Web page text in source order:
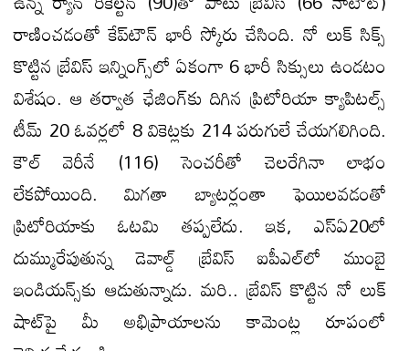
రాణించడంతో కేప్​టౌన్ భారీ స్కోరు చేసింది. నో లుక్ సిక్స్
కొట్టిన బ్రేవిస్ ఇన్నింగ్స్​లో ఏకంగా 6 భారీ సిక్సులు ఉండటం
విశేషం. ఆ తర్వాత ఛేజింగ్​కు దిగిన ప్రిటోరియా క్యాపిటల్స్
టీమ్ 20 ఓవర్లలో 8 వికెట్లకు 214 పరుగులే చేయగలిగింది.
కౌల్ వెరీనే (116) సెంచరీతో చెలరేగినా లాభం
లేకపోయింది. మిగతా బ్యాటర్లంతా ఫెయిలవడంతో
ప్రిటోరియాకు ఓటమి తప్పలేదు. ఇక, ఎస్​ఏ20లో
దుమ్మురేపుతున్న డెవాల్డ్ బ్రేవిస్ ఐపీఎల్​లో ముంబై
ఇండియన్స్​కు ఆడుతున్నాడు. మరి.. బ్రేవిస్ కొట్టిన నో లుక్
షాట్​పై మీ అభిప్రాయాలను కామెంట్ల రూపంలో